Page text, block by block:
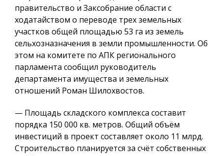
правительство и Заксобрание области с
ходатайством о переводе трех земельных
участков общей площадью 53 га из земель
сельхозназначения в земли промышленности. Об
этом на комитете по АПК регионального
парламента сообщил руководитель
департамента имущества и земельных
отношений Роман Шилохвостов.
— Площадь складского комплекса составит
порядка 150 000 кв. метров. Общий объём
инвестиций в проект составляет около 11 млрд.
Строительство планируется за счёт собственных